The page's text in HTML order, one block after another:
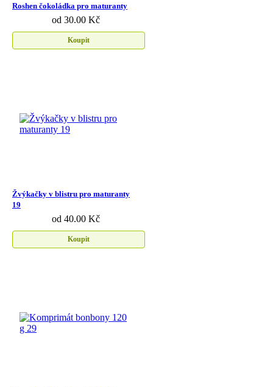
Roshen čokoládka pro maturanty
od 30.00 Kč
Koupit
Žvýkačky v blistru pro maturanty
19
od 40.00 Kč
Koupit